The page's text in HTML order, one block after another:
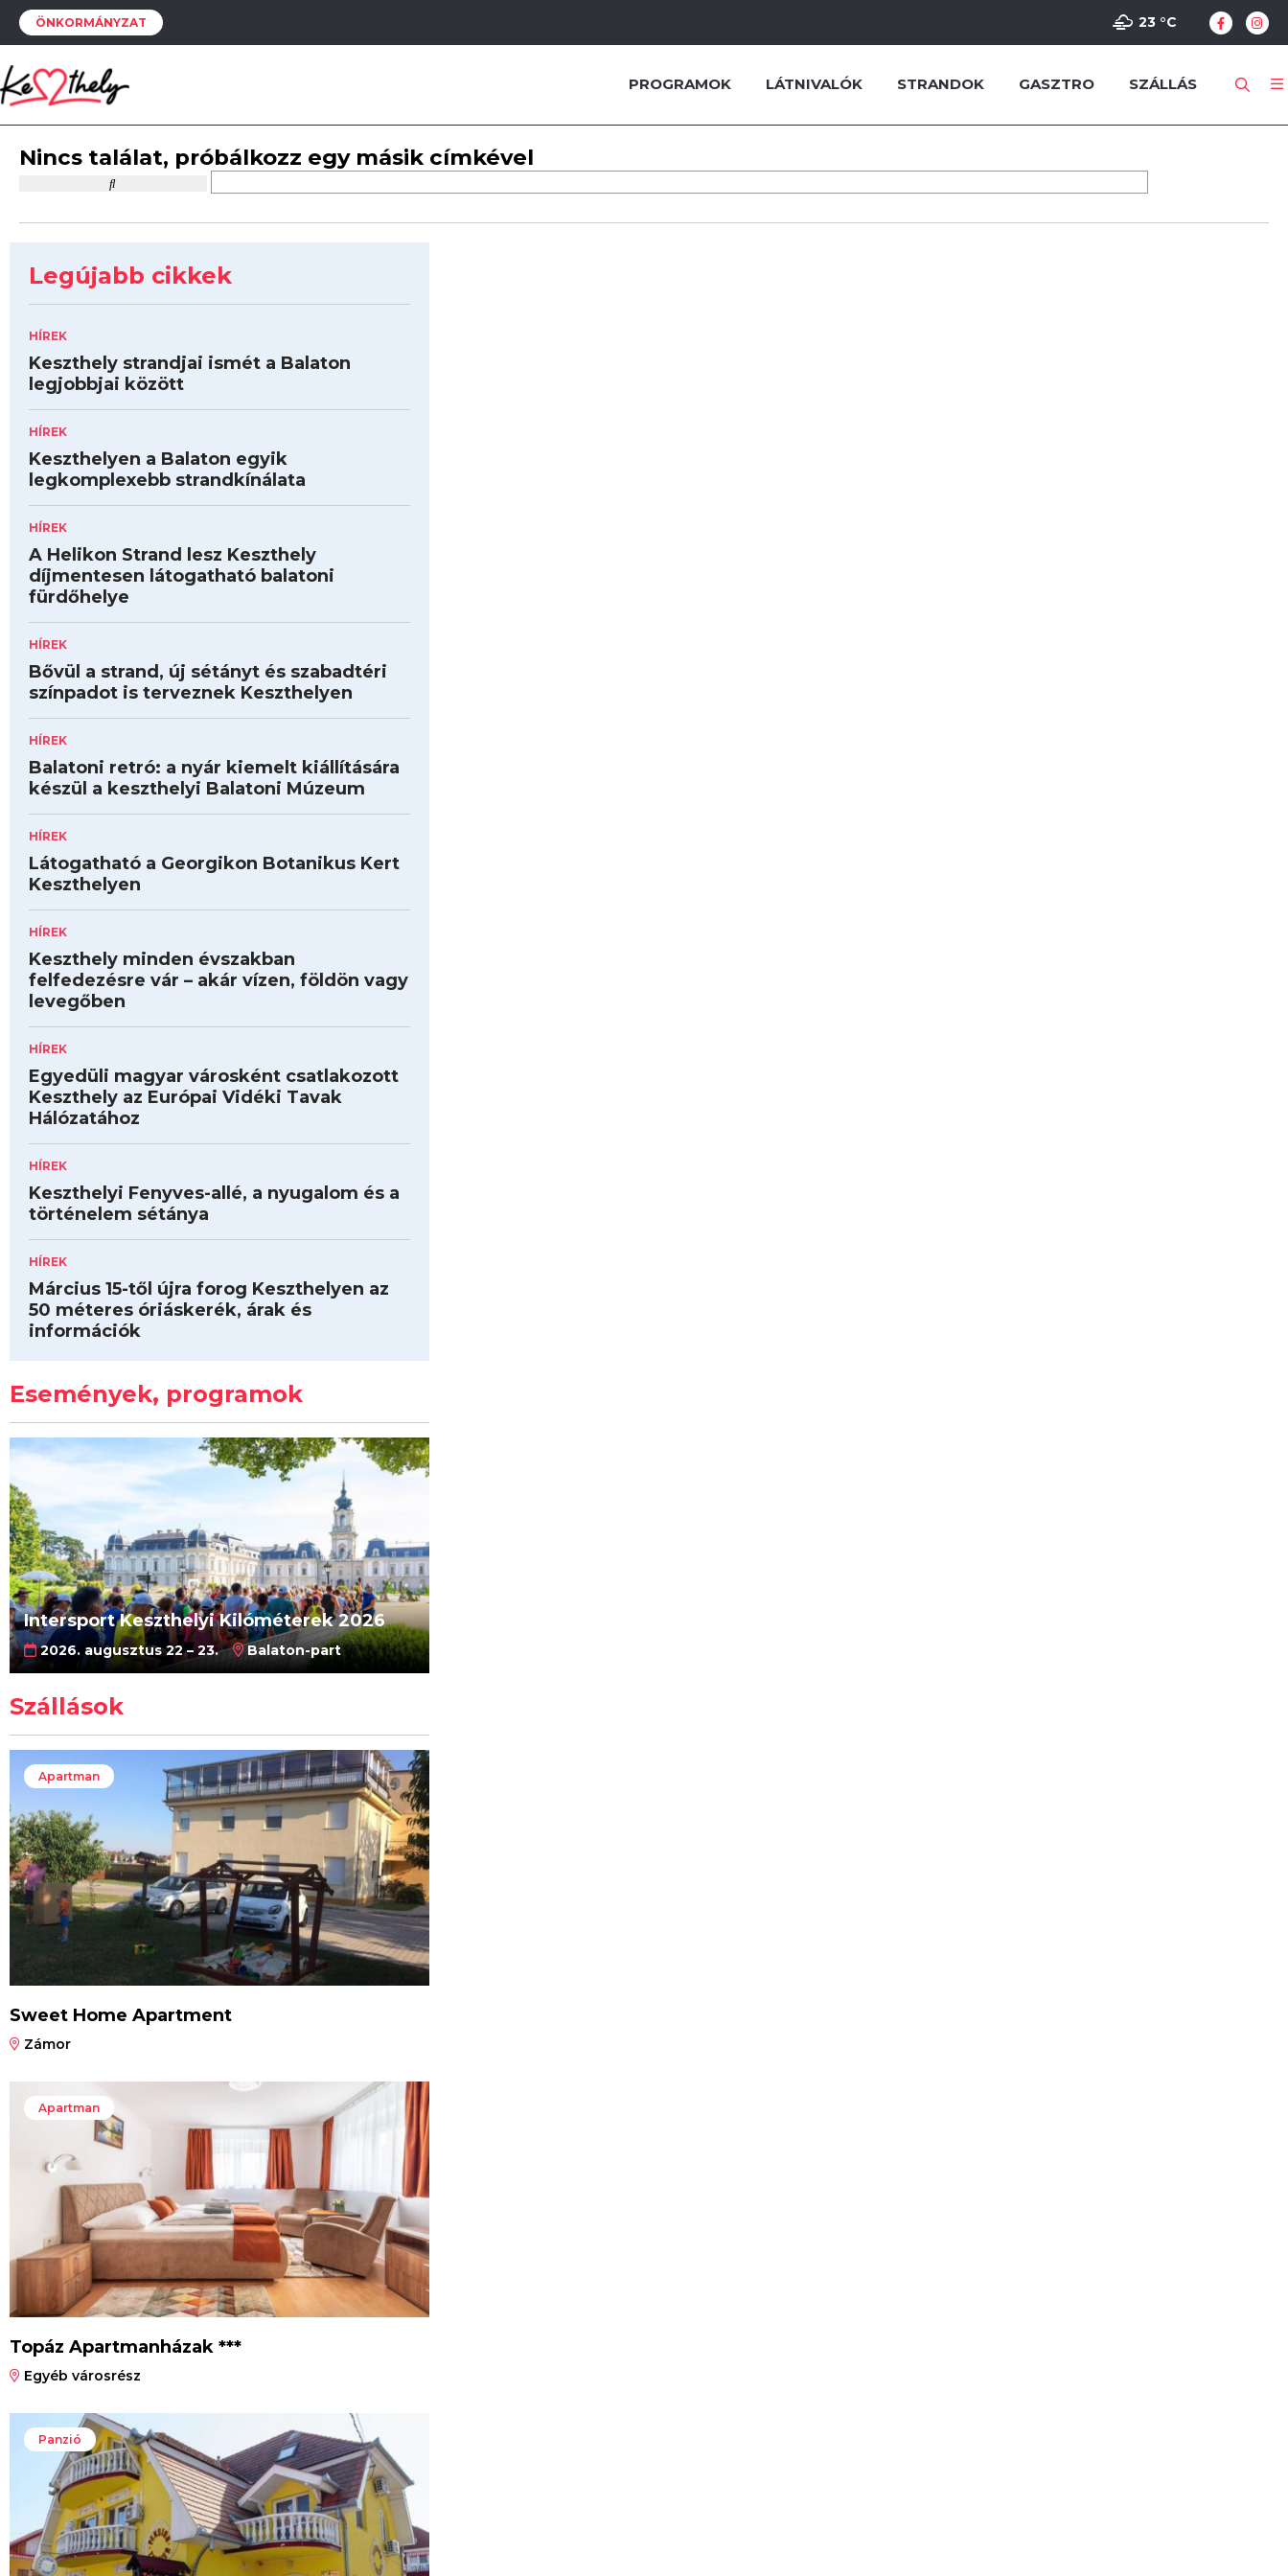
ÖNKORMÁNYZAT 23 °C
PROGRAMOK LÁTNIVALÓK STRANDOK GASZTRO SZÁLLÁS
Nincs találat, próbálkozz egy másik címkével
Legújabb cikkek
HÍREK
Keszthely strandjai ismét a Balaton
legjobbjai között
HÍREK
Keszthelyen a Balaton egyik
legkomplexebb strandkínálata
HÍREK
A Helikon Strand lesz Keszthely
díjmentesen látogatható balatoni
fürdőhelye
HÍREK
Bővül a strand, új sétányt és szabadtéri
színpadot is terveznek Keszthelyen
HÍREK
Balatoni retró: a nyár kiemelt kiállítására
készül a keszthelyi Balatoni Múzeum
HÍREK
Látogatható a Georgikon Botanikus Kert
Keszthelyen
HÍREK
Keszthely minden évszakban
felfedezésre vár – akár vízen, földön vagy
levegőben
HÍREK
Egyedüli magyar városként csatlakozott
Keszthely az Európai Vidéki Tavak
Hálózatához
HÍREK
Keszthelyi Fenyves-allé, a nyugalom és a
történelem sétánya
HÍREK
Március 15-től újra forog Keszthelyen az
50 méteres óriáskerék, árak és
információk
Események, programok
Intersport Keszthelyi Kilóméterek 2026
2026. augusztus 22 – 23. Balaton-part
Szállások
Apartman
Sweet Home Apartment
Zámor
Apartman
Topáz Apartmanházak ***
Egyéb városrész
Panzió